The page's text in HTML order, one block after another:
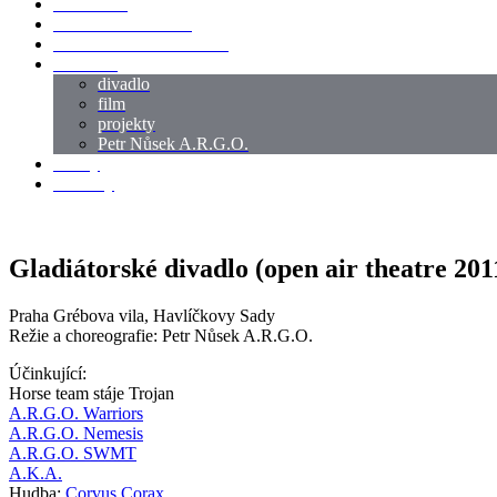
divadlo
film
projekty
Petr Nůsek A.R.G.O.
Gladiátorské divadlo (open air theatre
Praha Grébova vila, Havlíčkovy Sady
Režie a choreografie: Petr Nůsek A.R.G.O.
Účinkující:
Horse team stáje Trojan
A.R.G.O. Warriors
A.R.G.O. Nemesis
A.R.G.O. SWMT
A.K.A.
Hudba: Corvus Corax